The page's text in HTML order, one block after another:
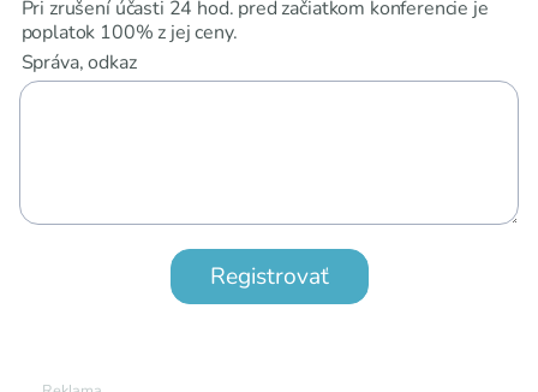
Pri zrušení účasti 24 hod. pred začiatkom konferencie je
poplatok 100% z jej ceny.
Správa, odkaz
Registrovať